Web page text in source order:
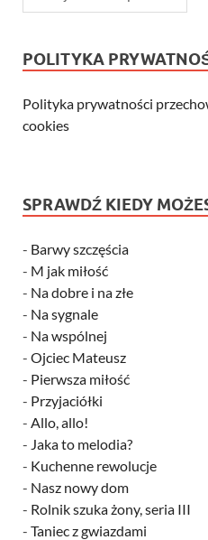
POLITYKA
Polityka prywatności
cookies
SPRAWDŹ KIEDY
- Barwy szczęścia
- M jak miłość
- Na dobre i na złe
- Na sygnale
- Na wspólnej
- Ojciec Mateusz
- Pierwsza miłość
- Przyjaciółki
- Allo, allo!
- Jaka to melodia?
- Kuchenne rewolucje
- Nasz nowy dom
- Rolnik szuka żony, seria III
- Taniec z gwiazdami